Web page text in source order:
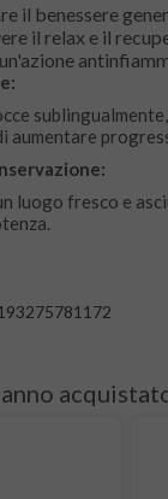
il benessere
il relax e il
aumentare
luogo fresco e